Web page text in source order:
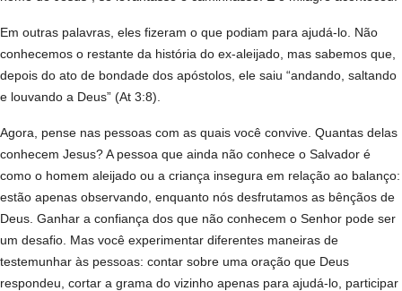
Em outras palavras, eles fizeram o que podiam para ajudá-lo. Não
conhecemos o restante da história do ex-aleijado, mas sabemos que,
depois do ato de bondade dos apóstolos, ele saiu “andando, saltando
e louvando a Deus” (At 3:8).
Agora, pense nas pessoas com as quais você convive. Quantas delas
conhecem Jesus? A pessoa que ainda não conhece o Salvador é
como o homem aleijado ou a criança insegura em relação ao balanço:
estão apenas observando, enquanto nós desfrutamos as bênçãos de
Deus. Ganhar a confiança dos que não conhecem o Senhor pode ser
um desafio. Mas você experimentar diferentes maneiras de
testemunhar às pessoas: contar sobre uma oração que Deus
respondeu, cortar a grama do vizinho apenas para ajudá-lo, participar